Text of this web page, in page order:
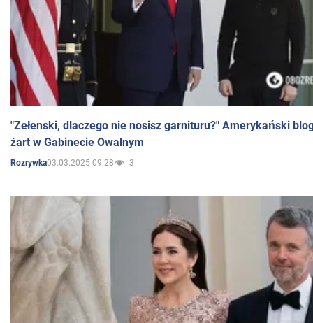
"Zełenski, dlaczego nie nosisz garnituru?" Amerykański
żart w Gabinecie Owalnym
Rozrywka03.03.2025 09:28 3